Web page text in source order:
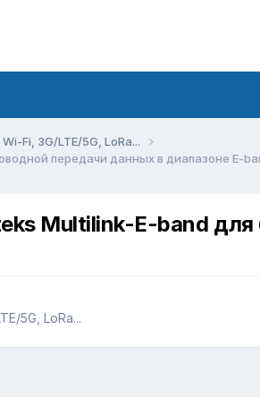
Fi, 3G/LTE/5G, LoRa...
передачи данных в диапазоне E-
Multilink-E-band
5G, LoRa...